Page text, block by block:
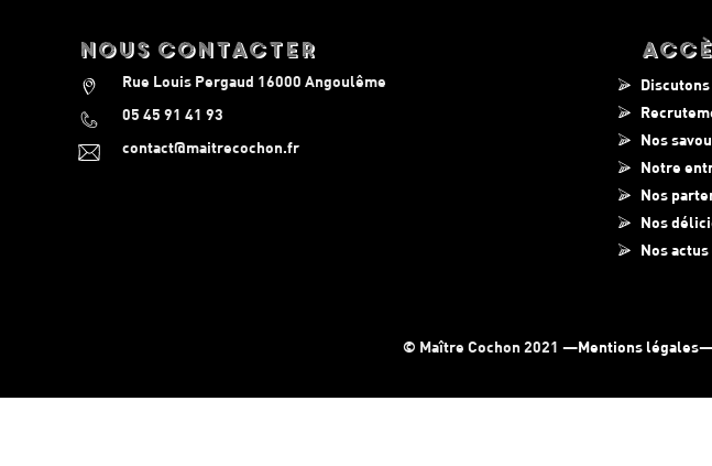
nous contacter
Rue Louis Pergaud 16000 Angoulême
05 45 91 41 93
contact@maitrecochon.fr
Discutons
Nos
Notre
Nos
Nos
Nos
© Maître Cochon 2021 —Mentions légales